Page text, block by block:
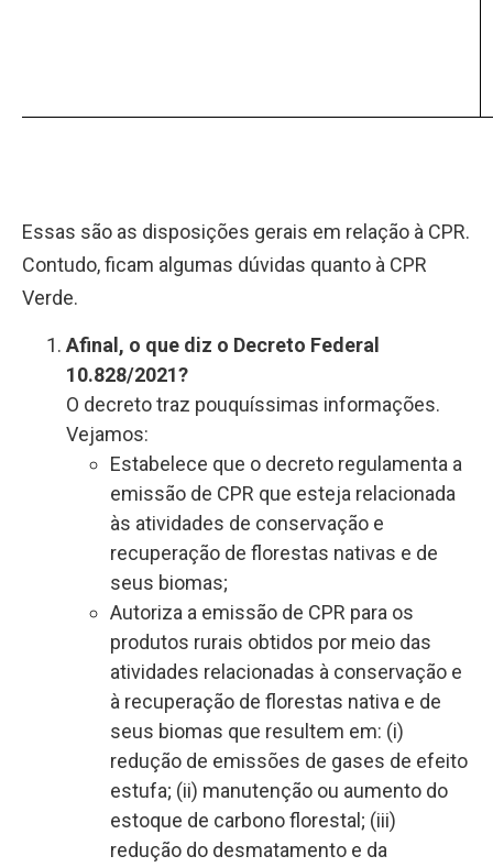
Essas são as disposições gerais em relação à CPR.
Contudo, ficam algumas dúvidas quanto à CPR
Verde.
Afinal, o que diz o Decreto Federal
10.828/2021?
O decreto traz pouquíssimas informações.
Vejamos:
Estabelece que o decreto regulamenta a
emissão de CPR que esteja relacionada
às atividades de conservação e
recuperação de florestas nativas e de
seus biomas;
Autoriza a emissão de CPR para os
produtos rurais obtidos por meio das
atividades relacionadas à conservação e
à recuperação de florestas nativa e de
seus biomas que resultem em: (i)
redução de emissões de gases de efeito
estufa; (ii) manutenção ou aumento do
estoque de carbono florestal; (iii)
redução do desmatamento e da